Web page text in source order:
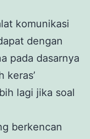
komunikasi
dengan
pada dasarnya
keras’
lagi jika soal
berkencan